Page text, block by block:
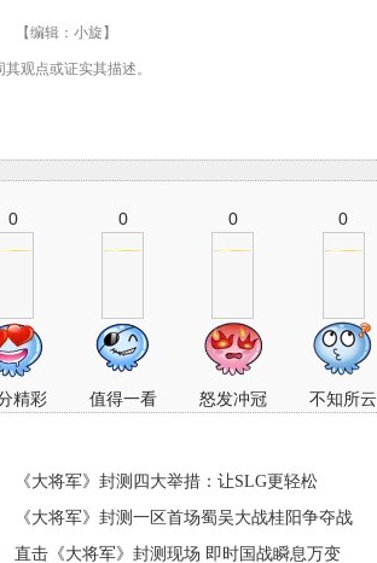
小旋】
观点或证实其描述。
0
精彩
0
值得一看
0
怒发冲冠
0
不知所云
《大将军》封测四大举措：让SLG更轻松
《大将军》封测一区首场蜀吴大战桂阳争夺战
直击《大将军》封测现场 即时国战瞬息万变